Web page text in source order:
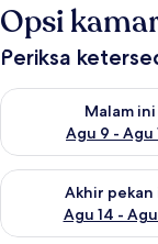
Opsi
Periksa
Malam ini
Agu 9 - Agu
Periksa
Akhir pekan
Agu 14 - Agu
Periksa